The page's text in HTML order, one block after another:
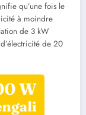
qu’une fois le
à moindre
de 3 kW
de 20